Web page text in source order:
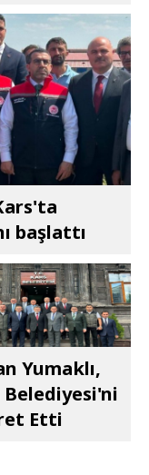
başlattı
Yumaklı,
Belediyesi'ni
Etti